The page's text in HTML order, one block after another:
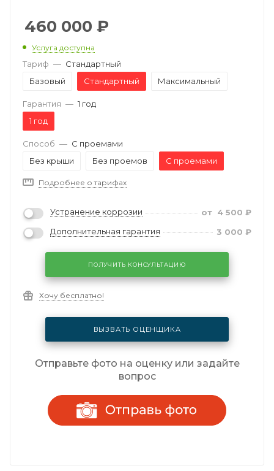
460 000 ₽
Услуга доступна
Тариф — Стандартный
Базовый
Стандартный Максимальный
Гарантия — 1 год
1 год
Способ — С проемами
Без крыши
Без проемов С проемами
Подробнее о тарифах
Устранение коррозии от 4 500 ₽
Дополнительная гарантия
3 000 ₽
ПОЛУЧИТЬ КОНСУЛЬТАЦИЮ
Хочу бесплатно!
ВЫЗВАТЬ ОЦЕНЩИКА
Отправьте фото на оценку или задайте
вопрос